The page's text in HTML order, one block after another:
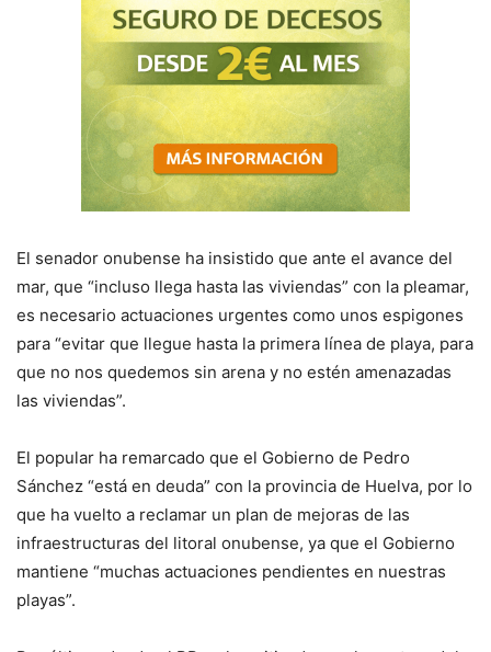
El senador onubense ha insistido que ante el avance del
mar, que “incluso llega hasta las viviendas” con la pleamar,
es necesario actuaciones urgentes como unos espigones
para “evitar que llegue hasta la primera línea de playa, para
que no nos quedemos sin arena y no estén amenazadas
las viviendas”.
El popular ha remarcado que el Gobierno de Pedro
Sánchez “está en deuda” con la provincia de Huelva, por lo
que ha vuelto a reclamar un plan de mejoras de las
infraestructuras del litoral onubense, ya que el Gobierno
mantiene “muchas actuaciones pendientes en nuestras
playas”.